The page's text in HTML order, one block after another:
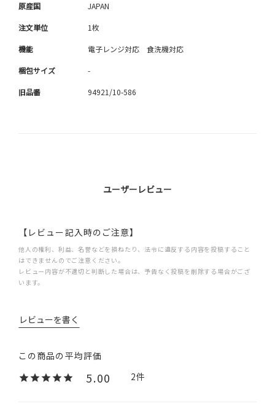
原産国 JAPAN
注文単位 1枚
機能 電子レンジ対応 食洗機対応
梱包サイズ -
旧品番 94921/10-586
ユーザーレビュー
【レビュー記入時のご注意】
他人の権利、利益、名誉などを損ねたり、法令に違反する内容を投稿すること
はできませんのでご注意ください。
レビュー内容が不適切と判断した場合は、予告なく投稿を削除する場合がござ
います。
5.00 2
レビューを書く